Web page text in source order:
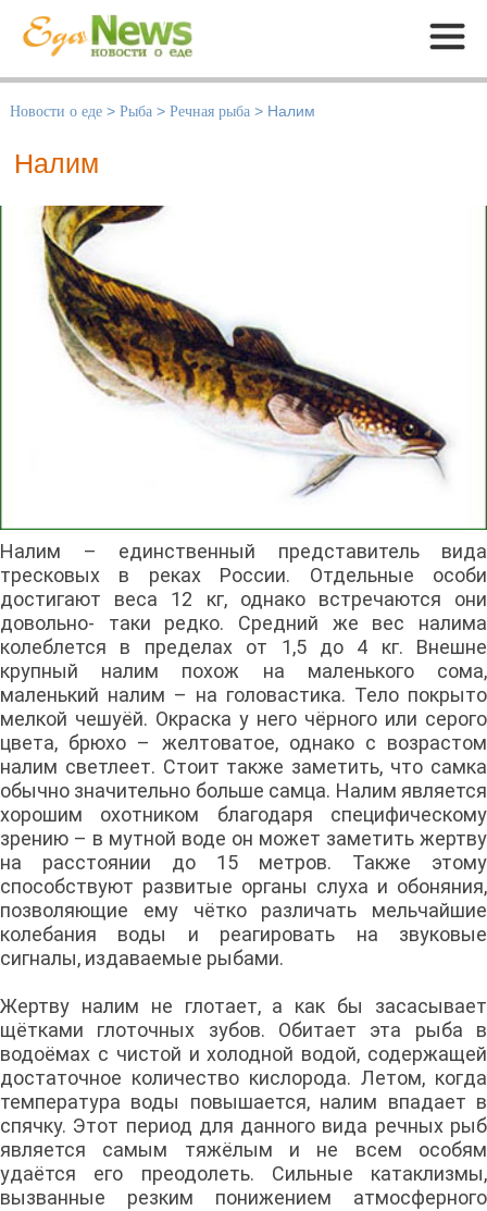
Меню
Новости о еде > Рыба > Речная рыба > Налим
Налим
Налим – единственный представитель вида
тресковых в реках России. Отдельные особи
достигают веса 12 кг, однако встречаются они
довольно- таки редко. Средний же вес налима
колеблется в пределах от 1,5 до 4 кг. Внешне
крупный налим похож на маленького сома,
маленький налим – на головастика. Тело покрыто
мелкой чешуёй. Окраска у него чёрного или серого
цвета, брюхо – желтоватое, однако с возрастом
налим светлеет. Стоит также заметить, что самка
обычно значительно больше самца. Налим является
хорошим охотником благодаря специфическому
зрению – в мутной воде он может заметить жертву
на расстоянии до 15 метров. Также этому
способствуют развитые органы слуха и обоняния,
позволяющие ему чётко различать мельчайшие
колебания воды и реагировать на звуковые
сигналы, издаваемые рыбами.
Жертву налим не глотает, а как бы засасывает
щётками глоточных зубов. Обитает эта рыба в
водоёмах с чистой и холодной водой, содержащей
достаточное количество кислорода. Летом, когда
температура воды повышается, налим впадает в
спячку. Этот период для данного вида речных рыб
является самым тяжёлым и не всем особям
удаётся его преодолеть. Сильные катаклизмы,
вызванные резким понижением атмосферного